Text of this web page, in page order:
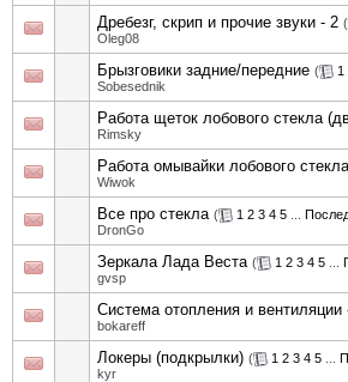
Дребезг, скрип и прочие звуки - 2 (
Oleg08
Брызговики задние/передние ( 1
Sobesednik
Работа щеток лобового стекла
Rimsky
Работа омывайки лобового стекла
Wiwok
Все про стекла ( 1 2 3 4 5
DronGo
Зеркала Лада Веста ( 1 2 3 4 5
gvsp
Система отопления и вентиляции
bokareff
Локеры (подкрылки) ( 1 2 3 4 5
kyr